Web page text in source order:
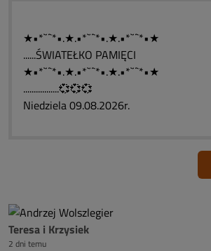
★•*`¨`*•.★.•*`¨`*•.★.•*`¨`*•★
......ŚWIATEŁKO PAMIĘCI
★•*`¨`*•.★.•*`¨`*•.★.•*`¨`*•★
.................💞💞💞
Niedziela 09.08.2026r.
Teresa i Krzysiek
2 dni temu